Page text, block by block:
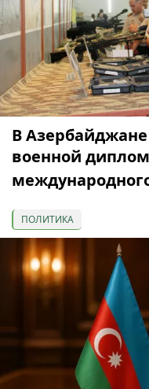
В
военной
ПОЛИТИКА